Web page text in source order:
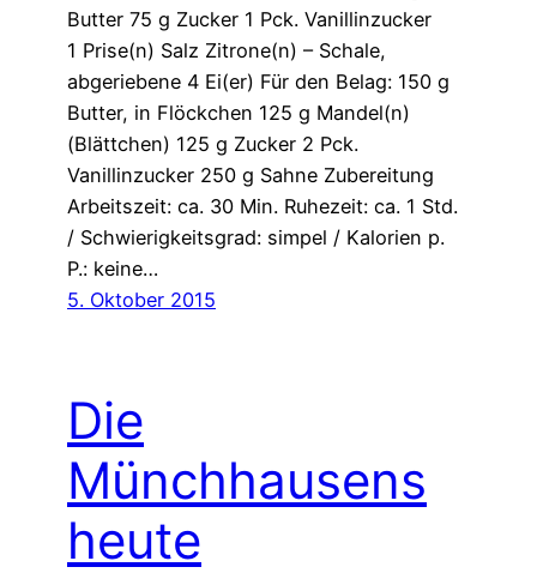
Butter 75 g Zucker 1 Pck. Vanillinzucker
1 Prise(n) Salz Zitrone(n) – Schale,
abgeriebene 4 Ei(er) Für den Belag: 150 g
Butter, in Flöckchen 125 g Mandel(n)
(Blättchen) 125 g Zucker 2 Pck.
Vanillinzucker 250 g Sahne Zubereitung
Arbeitszeit: ca. 30 Min. Ruhezeit: ca. 1 Std.
/ Schwierigkeitsgrad: simpel / Kalorien p.
P.: keine…
5. Oktober 2015
Die
Münchhausens
heute